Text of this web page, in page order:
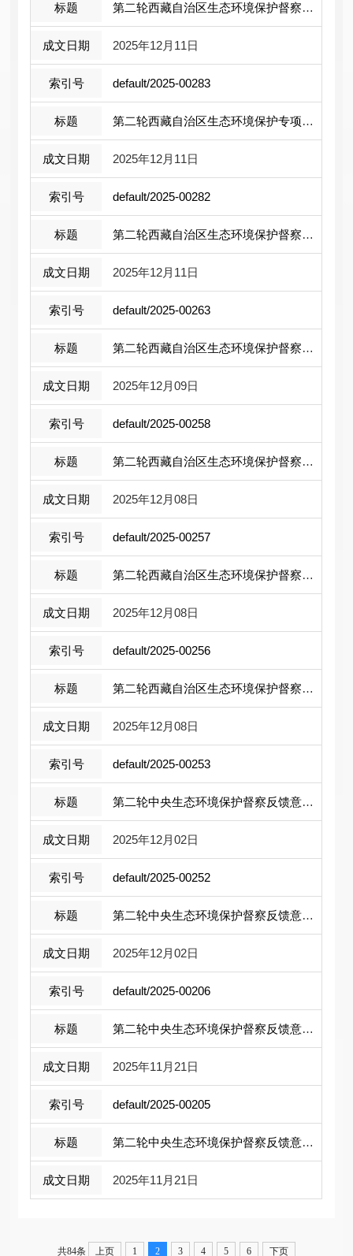
第二轮西藏自治区生态环境保护督察报告 ...
2025年12月11日
default/2025-00283
第二轮西藏自治区生态环境保护专项督察 ...
2025年12月11日
default/2025-00282
第二轮西藏自治区生态环境保护督察报告 ...
2025年12月11日
default/2025-00263
第二轮西藏自治区生态环境保护督察报告 ...
2025年12月09日
default/2025-00258
第二轮西藏自治区生态环境保护督察报告 ...
2025年12月08日
default/2025-00257
第二轮西藏自治区生态环境保护督察报告 ...
2025年12月08日
default/2025-00256
第二轮西藏自治区生态环境保护督察报告 ...
2025年12月08日
default/2025-00253
第二轮中央生态环境保护督察反馈意见（2...
2025年12月02日
default/2025-00252
第二轮中央生态环境保护督察反馈意见（6...
2025年12月02日
default/2025-00206
第二轮中央生态环境保护督察反馈意见（1...
2025年11月21日
default/2025-00205
第二轮中央生态环境保护督察反馈意见（1...
2025年11月21日
共84条 上页 1 2 3 4 5 6 下页